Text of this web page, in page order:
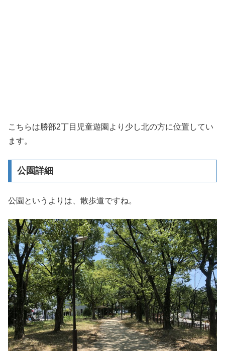
こちらは勝部2丁目児童遊園より少し北の方に位置してい
ます。
公園詳細
公園というよりは、散歩道ですね。